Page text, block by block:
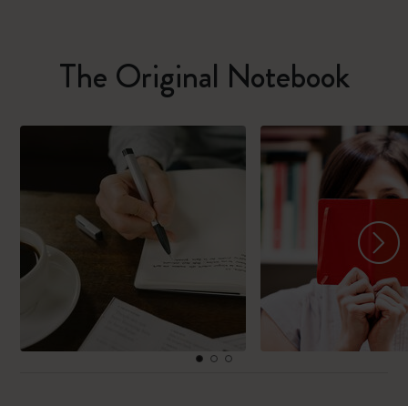
The Original Notebook